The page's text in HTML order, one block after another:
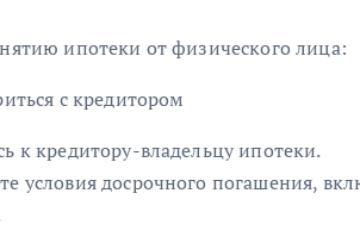
ипотеки от физического лица:
с кредитором
к кредитору-владельцу ипотеки.
условия досрочного погашения,